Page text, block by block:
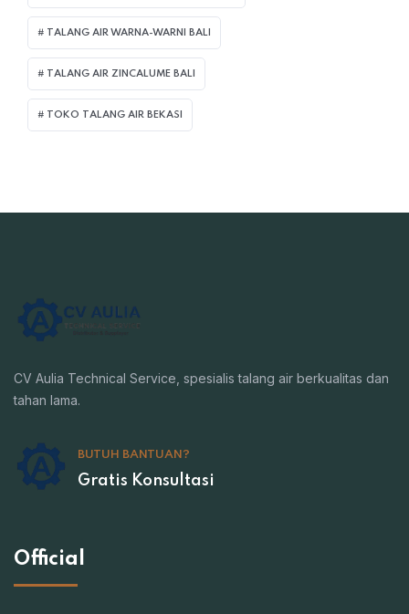
TALANG AIR WARNA-WARNI BALI
TALANG AIR ZINCALUME BALI
TOKO TALANG AIR BEKASI
CV Aulia Technical Service, spesialis talang air berkualitas dan
tahan lama.
BUTUH BANTUAN?
Gratis Konsultasi
Official